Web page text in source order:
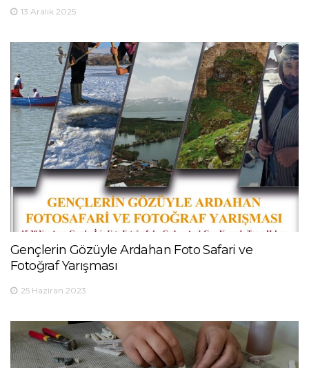
13 Aralık 2025
Gençlerin Gözüyle Ardahan Foto Safari ve
Fotoğraf Yarışması
25 Haziran 2023